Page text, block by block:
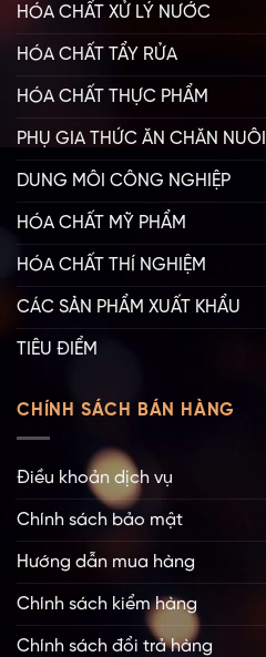
HÓA CHẤT XỬ LÝ NƯỚC
HÓA CHẤT TẨY RỬA
HÓA CHẤT THỰC PHẨM
PHỤ GIA THỨC ĂN CHĂN NUÔI
DUNG MÔI CÔNG NGHIỆP
HÓA CHẤT MỸ PHẨM
HÓA CHẤT THÍ NGHIỆM
CÁC SẢN PHẨM XUẤT KHẨU
TIÊU ĐIỂM
CHÍNH SÁCH BÁN HÀNG
Điều khoản dịch vụ
Chính sách bảo mật
Hướng dẫn mua hàng
Chính sách kiểm hàng
Chính sách đổi trả hàng